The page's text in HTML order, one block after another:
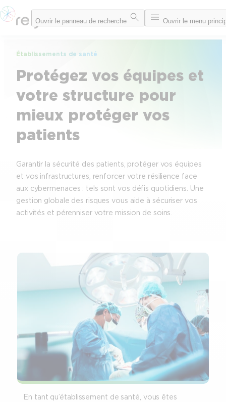
Aller
au
Ouvrir le panneau de recherche Ouvrir le menu
Établissements de santé
Protégez vos équipes et
votre structure pour
mieux protéger vos
patients
Garantir la sécurité des patients, protéger vos équipes
et vos infrastructures, renforcer votre résilience face
aux cybermenaces : tels sont vos défis quotidiens. Une
gestion globale des risques vous aide à sécuriser vos
activités et pérenniser votre mission de soins.
En tant qu’établissement de santé, vous êtes